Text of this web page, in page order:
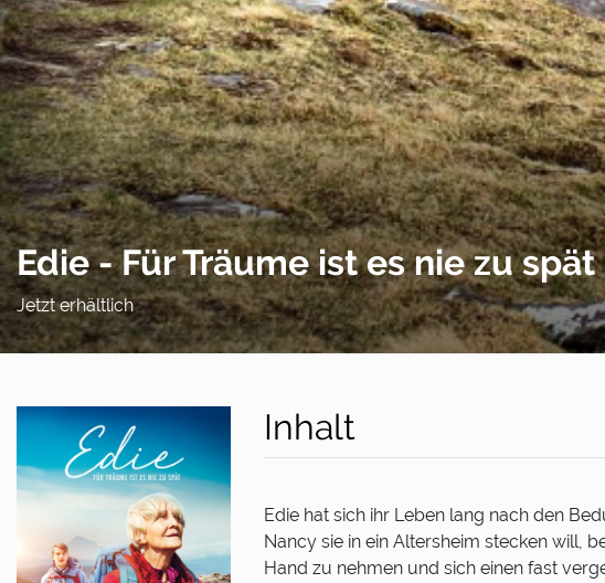
Edie - Für Träume ist es nie zu spät
Jetzt erhältlich
Inhalt
Edie hat sich ihr Leben lang nach den
Nancy sie in ein Altersheim stecken will,
Hand zu nehmen und sich einen fast